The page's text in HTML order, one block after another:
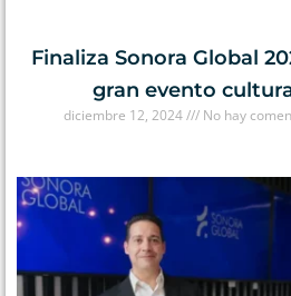
Finaliza Sonora Global
gran evento
diciembre 12, 2024 No hay